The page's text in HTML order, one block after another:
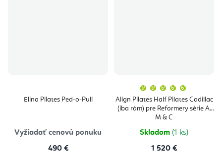
Elina Pilates Ped-o-Pull
Vyžiadať cenovú ponuku
490 €
Align Pilates Half Pilates Cadillac
(iba rám) pre Reformery série A,
M & C
produktu
je
5,0
Skladom (1 ks)
1 520 €